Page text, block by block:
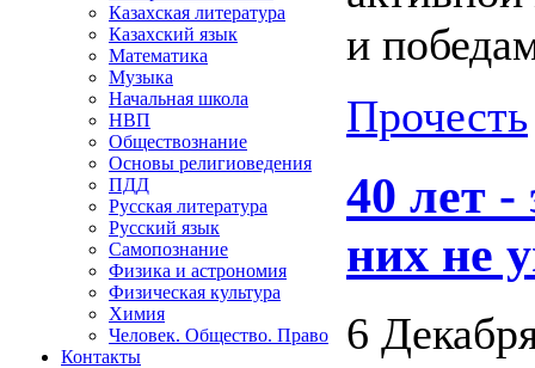
Казахская литература
Казахский язык
Математика
Музыка
Начальная школа
НВП
Обществознание
Основы религиоведения
ПДД
Русская литература
Русский язык
Самопознание
Физика и астрономия
Физическая культура
Химия
Человек. Общество. Право
Контакты
и
Прочесть
40 лет
них не
6